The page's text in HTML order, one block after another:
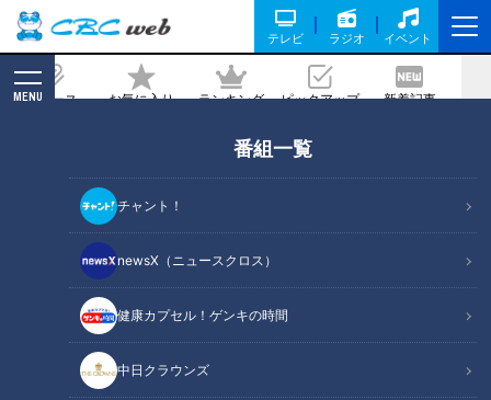
テレビ ラジオ イベント
ニュース お気に入り ランキング ピックアップ 新着記事
MENU
番組一覧
チャント！
newsX（ニュースクロス）
健康カプセル！ゲンキの時間
中日クラウンズ
はカリカリ、中はモチモチの「石窯パ
ン」の工房に潜入！「愛知・岐阜・三重
の今行くべきパン屋さん」ランキングは
必見！
2025/03/01 06:03
2025年2月26日放送